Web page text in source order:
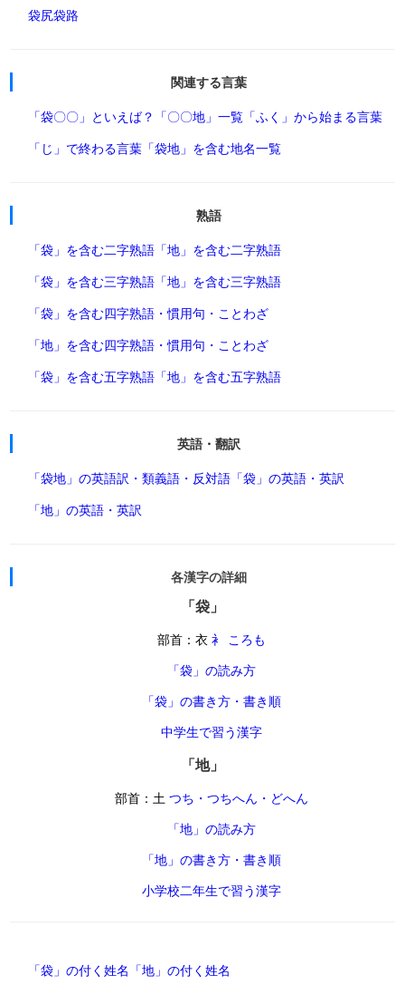
袋尻袋路
関連する言葉
「袋〇〇」といえば？ 「〇〇地」一覧 「ふく」から始まる言葉
「じ」で終わる言葉 「袋地」を含む地名一覧
熟語
「袋」を含む二字熟語 「地」を含む二字熟語
「袋」を含む三字熟語 「地」を含む三字熟語
「袋」を含む四字熟語・慣用句・ことわざ
「地」を含む四字熟語・慣用句・ことわざ
「袋」を含む五字熟語 「地」を含む五字熟語
英語・翻訳
「袋地」の英語訳・類義語・反対語 「袋」の英語・英訳
「地」の英語・英訳
各漢字の詳細
「袋」
部首：衣 衤 ころも
「袋」の読み方
「袋」の書き方・書き順
中学生で習う漢字
「地」
部首：土 つち・つちへん・どへん
「地」の読み方
「地」の書き方・書き順
小学校二年生で習う漢字
「袋」の付く姓名 「地」の付く姓名